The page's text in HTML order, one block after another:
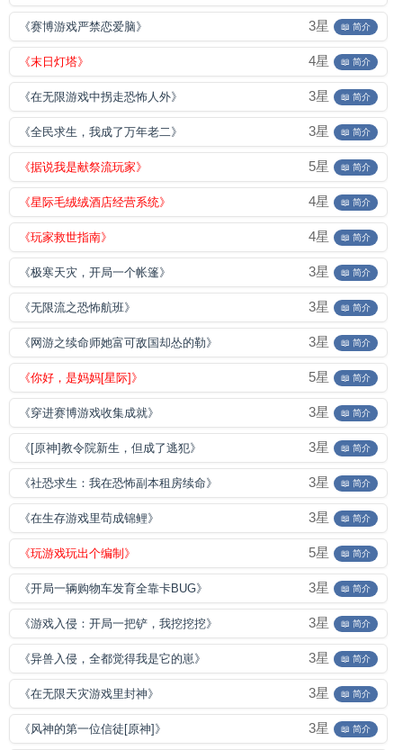
《赛博游戏严禁恋爱脑》 3星 📖 简介
《末日灯塔》 4星 📖 简介
《在无限游戏中拐走恐怖人外》 3星 📖 简介
《全民求生，我成了万年老二》 3星 📖 简介
《据说我是献祭流玩家》 5星 📖 简介
《星际毛绒绒酒店经营系统》 4星 📖 简介
《玩家救世指南》 4星 📖 简介
《极寒天灾，开局一个帐篷》 3星 📖 简介
《无限流之恐怖航班》 3星 📖 简介
《网游之续命师她富可敌国却怂的勒》 3星 📖 简介
《你好，是妈妈[星际]》 5星 📖 简介
《穿进赛博游戏收集成就》 3星 📖 简介
《[原神]教令院新生，但成了逃犯》 3星 📖 简介
《社恐求生：我在恐怖副本租房续命》 3星 📖 简介
《在生存游戏里苟成锦鲤》 3星 📖 简介
《玩游戏玩出个编制》 5星 📖 简介
《开局一辆购物车发育全靠卡BUG》 3星 📖 简介
《游戏入侵：开局一把铲，我挖挖挖》 3星 📖 简介
《异兽入侵，全都觉得我是它的崽》 3星 📖 简介
《在无限天灾游戏里封神》 3星 📖 简介
《风神的第一位信徒[原神]》 3星 📖 简介